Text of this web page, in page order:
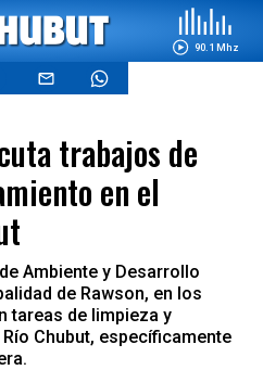
90.1 Mhz
trabajos de
en el
Ambiente y Desarrollo
de Rawson, en los
tareas de limpieza y
Chubut, específicamente